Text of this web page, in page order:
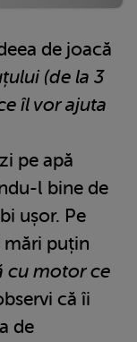
de joacă
(de la 3
îl vor ajuta
pe apă
l bine de
ușor. Pe
mări puțin
cu motor ce
că îi
de